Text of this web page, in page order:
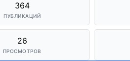
364
ПУБЛИКАЦИЙ
26
ПРОСМОТРОВ